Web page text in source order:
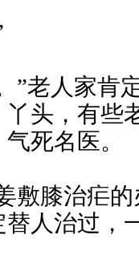
”老人家肯
头，有些
死名医。
敷膝治疟
人治过，